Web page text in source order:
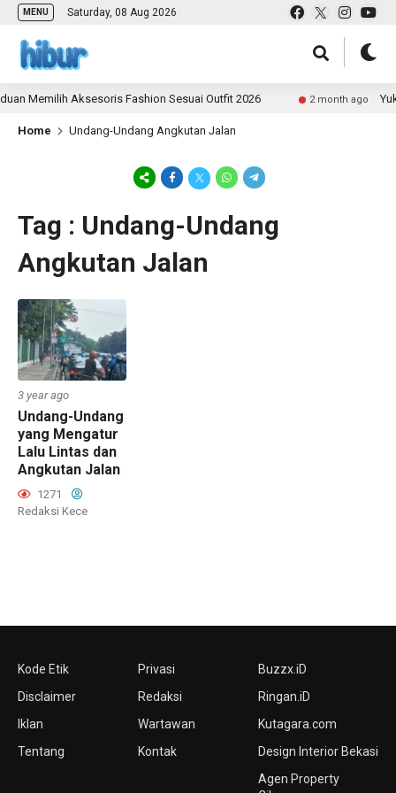
MENU Saturday, 08 Aug 2026
Memilih Aksesoris Fashion Sesuai Outfit 2026 2 month ago
Home Undang-Undang Angkutan Jalan
Tag : Undang-Undang
Angkutan Jalan
3 year ago
Undang-Undang
yang Mengatur
Lalu Lintas dan
Angkutan Jalan
1271
Redaksi Kece
Kode Etik
Disclaimer
Iklan
Tentang
Privasi
Redaksi
Wartawan
Kontak
Buzzx.iD
Ringan.iD
Kutagara.com
Design Interior Bekasi
Agen Property